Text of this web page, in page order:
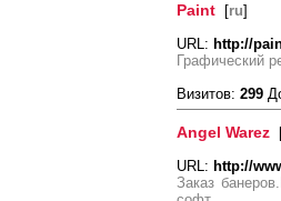
Paint [ru]
URL: http://
Графический
Визитов: 299
Angel Warez
URL: http://
Заказ